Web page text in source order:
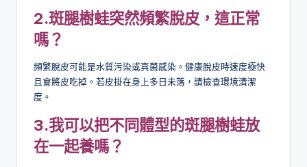
2.斑腿樹蛙突然頻繁脫皮，這正常
嗎？
頻繁脫皮可能是水質污染或真菌感染。健康脫皮時速度極快
且會將皮吃掉。若皮掛在身上多日未落，請檢查環境清潔
度。
3.我可以把不同體型的斑腿樹蛙放
在一起養嗎？